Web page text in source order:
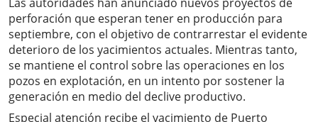
perforación que esperan tener en producción para
septiembre, con el objetivo de contrarrestar el evidente
deterioro de los yacimientos actuales. Mientras tanto,
se mantiene el control sobre las operaciones en los
pozos en explotación, en un intento por sostener la
generación en medio del declive productivo.
Especial atención recibe el yacimiento de Puerto